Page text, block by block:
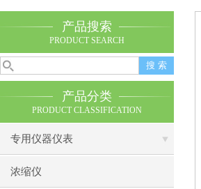
产品搜索
PRODUCT SEARCH
产品分类
PRODUCT CLASSIFICATION
专用仪器仪表
浓缩仪